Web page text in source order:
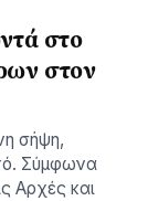
στο
στον
σήψη,
Σύμφωνα
Αρχές και